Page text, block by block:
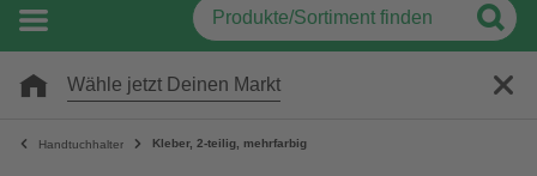
Wähle jetzt Deinen Markt
Handtuchhalter Kleber, 2-teilig, mehrfarbig